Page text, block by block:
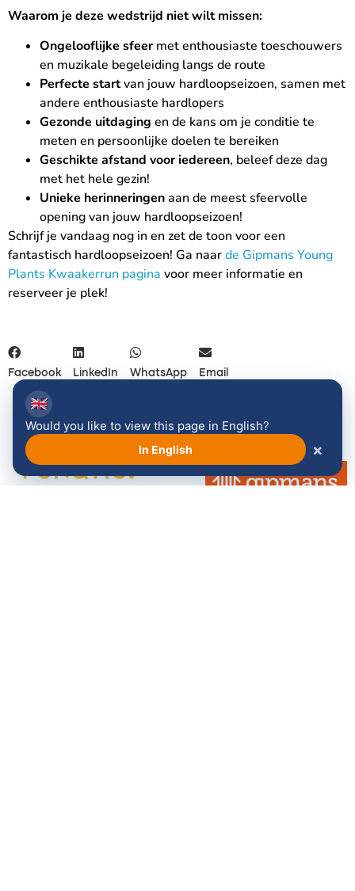
Waarom je deze wedstrijd niet wilt missen:
Ongelooflijke sfeermet enthousiaste toeschouwers
en muzikale begeleiding langs de route
Perfecte startvan jouw hardloopseizoen, samen met
andere enthousiaste hardlopers
Gezonde uitdaging en de kans om je conditie te
meten en persoonlijke doelen te bereiken
Geschikte afstand voor iedereen, beleef deze dag
met het hele gezin!
Unieke herinneringenaan de meest sfeervolle
opening van jouw hardloopseizoen!
Schrijf je vandaag nog in en zet de toon voor een
fantastisch hardloopseizoen! Ga naarde Gipmans Young
Plants Kwaakerrun pagina voor meer informatie en
reserveer je plek!
Facebook LinkedIn WhatsApp Email
🇬🇧
Would you like to view this page in English?
In English ×